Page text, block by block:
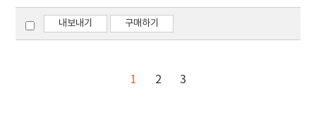
dynamic modulus of elasticity was verified,
but increasing load was caused Ultrasonic
velocities increase, and accordingly the
elasticity identical trend was confirmed.
내보내기 구매하기
1 2 3